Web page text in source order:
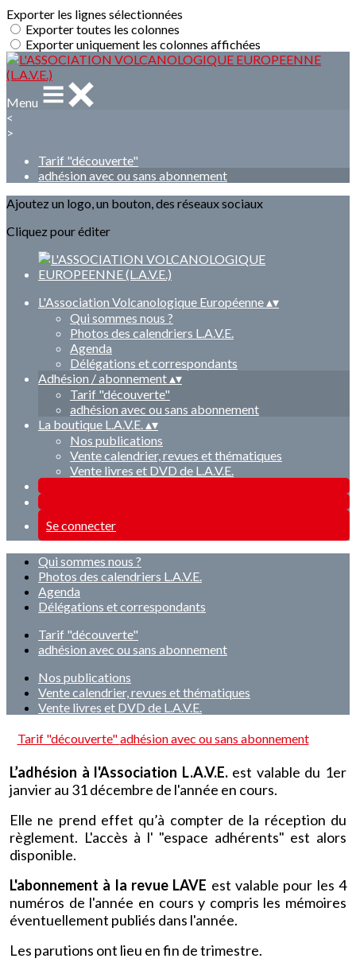
Exporter les lignes sélectionnées
Exporter toutes les colonnes
Exporter uniquement les colonnes affichées
Menu
<
>
Tarif "découverte"
adhésion avec ou sans abonnement
Ajoutez un logo, un bouton, des réseaux sociaux
Cliquez pour éditer
L'Association Volcanologique Européenne▴▾
Qui sommes nous ?
Photos des calendriers L.A.V.E.
Agenda
Délégations et correspondants
Adhésion / abonnement▴▾
Tarif "découverte"
adhésion avec ou sans abonnement
La boutique L.A.V.E.▴▾
Nos publications
Vente calendrier, revues et thématiques
Vente livres et DVD de L.A.V.E.
Se connecter
Qui sommes nous ?
Photos des calendriers L.A.V.E.
Agenda
Délégations et correspondants
Tarif "découverte"
adhésion avec ou sans abonnement
Nos publications
Vente calendrier, revues et thématiques
Vente livres et DVD de L.A.V.E.
Tarif "découverte"adhésion avec ou sans abonnement
L’adhésion à l'Association L.A.V.E.est valable du 1er
janvier au 31 décembre de l'année en cours.
Elle ne prend effet qu’à compter de la réception du
règlement. L'accès à l' "espace adhérents" est alors
disponible.
L'abonnement à la revue LAVE est valable pour les 4
numéros de l'année en cours y compris les mémoires
éventuellement publiés dans l'année.
Les parutions ont lieu en fin de trimestre.